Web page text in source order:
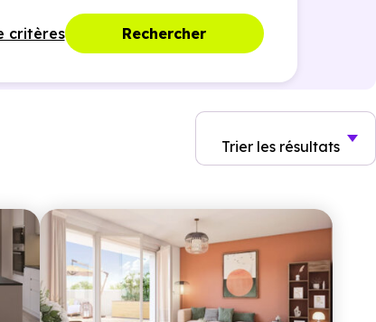
critères Rechercher
Trier les résultats